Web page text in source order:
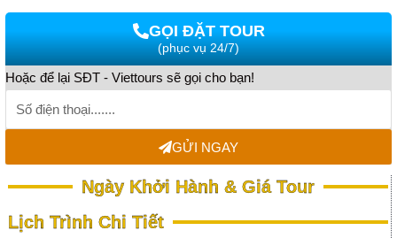
GỌI ĐẶT TOUR
(phục vụ 24/7)
Hoặc để lại SĐT - Viettours sẽ gọi cho bạn!
GỬI NGAY
Ngày Khởi Hành & Giá Tour
Lịch Trình Chi Tiết